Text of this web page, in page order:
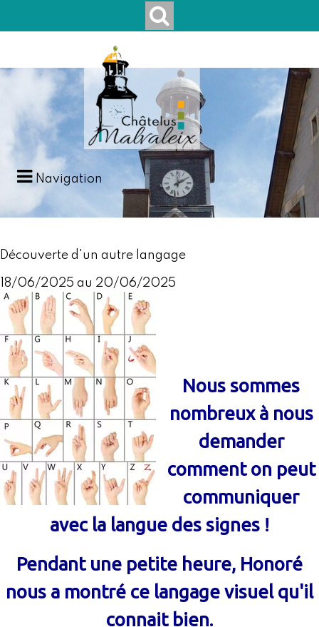
Navigation
Découverte d'un autre langage
18/06/2025 au 20/06/2025
Nous sommes
nombreux à nous
demander
comment on peut
communiquer
avec la langue des signes !
Pendant une petite heure, Honoré
nous a montré ce langage visuel qu'il
connait bien.